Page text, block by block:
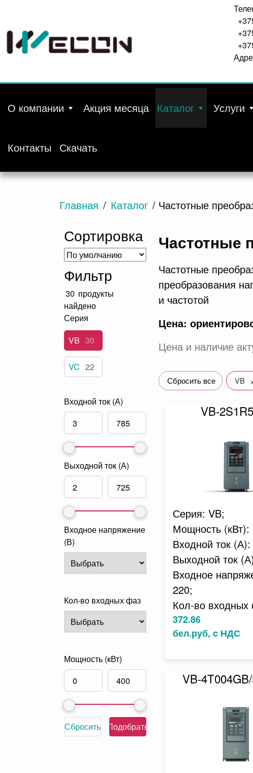
О компании Акция месяца Каталог Услуги
Контакты Скачать
Главная / Каталог / Частотные
Сортировка
Фильтр
30 продукты
найдено
Серия
VB 30
VC 22
Входной ток (А)
Выходной ток (А)
Входное напряжение
(В)
Кол-во входных фаз
Мощность (кВт)
Подобрать
Сбросить
Частотные
Частотные
преобразования
и частотой
Цена:
Цена и наличие
Сбросить все VB
VB-
Серия: VB;
Мощность (кВт):
Входной ток (А):
Выходной ток
Входное
220;
Кол-во входных
372.86
бел.руб, c НДС
VB-